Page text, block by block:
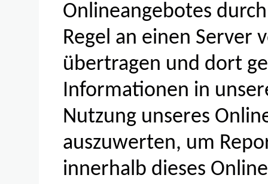
Onlineangebotes
Regel an einen Server
übertragen und dort
Informationen in
Nutzung unseres
auszuwerten, um
innerhalb dieses